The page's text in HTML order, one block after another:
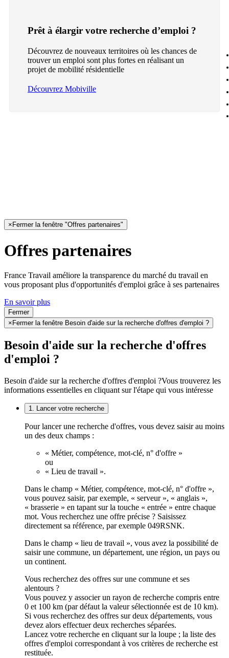
Prêt à élargir votre recherche d’emploi ?
Découvrez de nouveaux territoires où les chances de
trouver un emploi sont plus fortes en réalisant un
projet de mobilité résidentielle
Découvrez Mobiville
× Fermer la fenêtre "Offres partenaires"
Offres partenaires
France Travail améliore la transparence du marché du travail en
vous proposant plus d'opportunités d'emploi grâce à ses partenaires
En savoir plus
Fermer
× Fermer la fenêtre Besoin d'aide sur la recherche d'offres d'emploi ?
Besoin d'aide sur la recherche d'offres
d'emploi ?
Besoin d'aide sur la recherche d'offres d'emploi ?Vous trouverez les
informations essentielles en cliquant sur l'étape qui vous intéresse
1. Lancer votre recherche
Pour lancer une recherche d'offres, vous devez saisir au moins
un des deux champs :
« Métier, compétence, mot-clé, n° d'offre »
ou
« Lieu de travail ».
Dans le champ « Métier, compétence, mot-clé, n° d'offre »,
vous pouvez saisir, par exemple, « serveur », « anglais »,
« brasserie » en tapant sur la touche « entrée » entre chaque
mot. Vous recherchez une offre précise ? Saisissez
directement sa référence, par exemple 049RSNK.
Dans le champ « lieu de travail », vous avez la possibilité de
saisir une commune, un département, une région, un pays ou
un continent.
Vous recherchez des offres sur une commune et ses
alentours ?
Vous pouvez y associer un rayon de recherche compris entre
0 et 100 km (par défaut la valeur sélectionnée est de 10 km).
Si vous recherchez des offres sur deux départements, vous
devez alors effectuer deux recherches séparées.
Lancez votre recherche en cliquant sur la loupe ; la liste des
offres d'emploi correspondant à vos critères de recherche est
restituée.